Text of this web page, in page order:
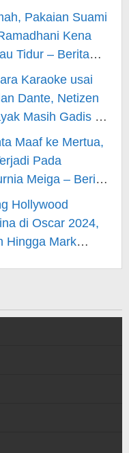
Pakaian Suami
Kena
Tidur – Berita
Karaoke usai
Dante, Netizen
Masih Gadis –
Maaf ke Mertua,
Pada
Meiga – Berita
Hollywood
di Oscar 2024,
Hingga Mark